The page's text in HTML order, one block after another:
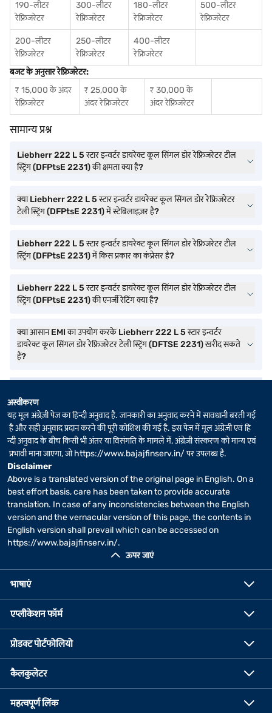
190-लीटर
रेफ्रिजरेटर
300-लीटर
रेफ्रिजरेटर
180-लीटर
रेफ्रिजरेटर
500-लीटर
रेफ्रिजरेटर
200-लीटर
रेफ्रिजरेटर
250-लीटर
रेफ्रिजरेटर
400-लीटर
रेफ्रिजरेटर
बजट के अनुसार रेफ्रिजरेटर:
₹ 15,000 के अंदर
रेफ्रिजरेटर
₹ 25,000 के
अंदर रेफ्रिजरेटर
₹ 30,000 के
अंदर रेफ्रिजरेटर
सामान्य प्रश्न
Liebherr 222 L 5 स्टार इन्वर्टर डायरेक्ट कूल सिंगल डोर रेफ्रिजरेटर टील
स्ट्रिंग (DFPtsE 2231) की क्षमता क्या है?
क्या Liebherr 222 L 5 स्टार इन्वर्टर डायरेक्ट कूल सिंगल डोर रेफ्रिजरेटर
टेली स्ट्रिंग (DFPtsE 2231) में स्टेबिलाइज़र है?
Liebherr 222 L 5 स्टार इन्वर्टर डायरेक्ट कूल सिंगल डोर रेफ्रिजरेटर टील
स्ट्रिंग (DFPtsE 2231) में किस प्रकार का कंप्रेसर है?
Liebherr 222 L 5 स्टार इन्वर्टर डायरेक्ट कूल सिंगल डोर रेफ्रिजरेटर टील
स्ट्रिंग (DFPtsE 2231) की एनर्जी रेटिंग क्या है?
क्या आसान EMI का उपयोग करके Liebherr 222 L 5 स्टार इन्वर्टर
डायरेक्ट कूल सिंगल डोर रेफ्रिजरेटर टेली स्ट्रिंग (DFTSE 2231) खरीद सकते
हैं?
ऊपर जाएं
अस्वीकरण
यह मूल अंग्रेज़ी पेज का हिन्दी अनुवाद है. जानकारी का अनुवाद करने में सावधानी बरती गई
है और सही अनुवाद प्रदान करने की पूरी कोशिश की गई है. इस पेज में मूल अंग्रेज़ी एवं हि
न्दी अनुवाद के बीच किसी भी अंतर या विसंगति के मामले में, अंग्रेज़ी संस्करण को मान्य एवं
प्रभावी माना जाएगा, जोhttps://www.bajajfinserv.in/पर उपलब्ध है.
Disclaimer
Above is a translated version of the original page in English. On a
best effort basis, care has been taken to provide accurate
translation. In case of any inconsistencies between the English
version and the vernacular version of this page, the contents in
English version shall prevail which can be accessed on
https://www.bajajfinserv.in/.
भाषाएं
एप्लीकेशन फॉर्म
प्रोडक्ट पोर्टफोलियो
कैलकुलेटर
महत्वपूर्ण लिंक